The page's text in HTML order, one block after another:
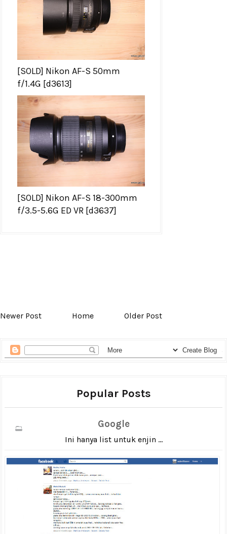
[SOLD] Nikon AF-S 50mm
f/1.4G [d3613]
[SOLD] Nikon AF-S 18-300mm
f/3.5-5.6G ED VR [d3637]
Newer Post Home Older Post
Popular Posts
Google
Ini hanya list untuk enjin ...